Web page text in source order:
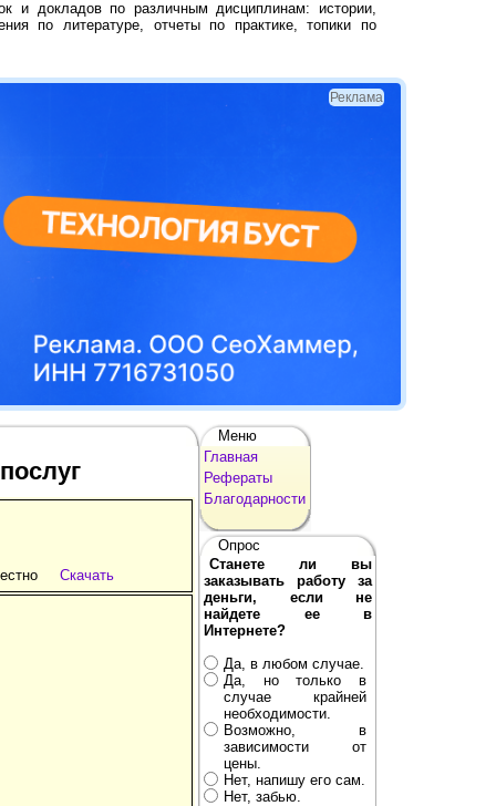
и докладов по различным дисциплинам: истории,
по литературе, отчеты по практике, топики по
Реклама
Скачать
Меню
Главная
Рефераты
Благодарности
Опрос
Станете ли вы
заказывать работу за
деньги, если не
найдете ее в
Интернете?
Да, в любом случае.
Да, но только в
случае крайней
необходимости.
Возможно, в
зависимости от
цены.
Нет, напишу его сам.
Нет, забью.